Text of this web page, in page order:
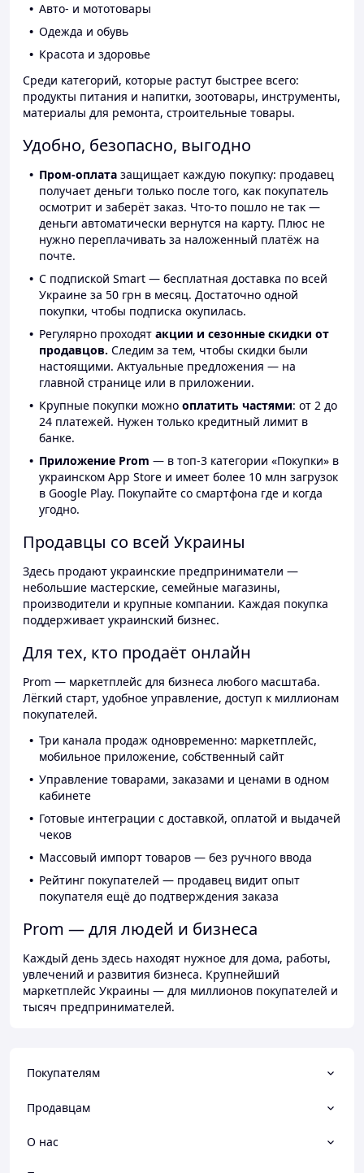
Авто- и мототовары
Одежда и обувь
Красота и здоровье
Среди категорий, которые растут быстрее всего:
продукты питания и напитки, зоотовары, инструменты,
материалы для ремонта, строительные товары.
Удобно, безопасно, выгодно
Пром-оплата защищает каждую покупку: продавец
получает деньги только после того, как покупатель
осмотрит и заберёт заказ. Что-то пошло не так —
деньги автоматически вернутся на карту. Плюс не
нужно переплачивать за наложенный платёж на
почте.
С подпиской Smart — бесплатная доставка по всей
Украине за 50 грн в месяц. Достаточно одной
покупки, чтобы подписка окупилась.
Регулярно проходят акции и сезонные скидки от
продавцов. Следим за тем, чтобы скидки были
настоящими. Актуальные предложения — на
главной странице или в приложении.
Крупные покупки можно оплатить частями: от 2 до
24 платежей. Нужен только кредитный лимит в
банке.
Приложение Prom — в топ-3 категории «Покупки» в
украинском App Store и имеет более 10 млн загрузок
в Google Play. Покупайте со смартфона где и когда
угодно.
Продавцы со всей Украины
Здесь продают украинские предприниматели —
небольшие мастерские, семейные магазины,
производители и крупные компании. Каждая покупка
поддерживает украинский бизнес.
Для тех, кто продаёт онлайн
Prom — маркетплейс для бизнеса любого масштаба.
Лёгкий старт, удобное управление, доступ к миллионам
покупателей.
Три канала продаж одновременно: маркетплейс,
мобильное приложение, собственный сайт
Управление товарами, заказами и ценами в одном
кабинете
Готовые интеграции с доставкой, оплатой и выдачей
чеков
Массовый импорт товаров — без ручного ввода
Рейтинг покупателей — продавец видит опыт
покупателя ещё до подтверждения заказа
Prom — для людей и бизнеса
Каждый день здесь находят нужное для дома, работы,
увлечений и развития бизнеса. Крупнейший
маркетплейс Украины — для миллионов покупателей и
тысяч предпринимателей.
Покупателям
Продавцам
О нас